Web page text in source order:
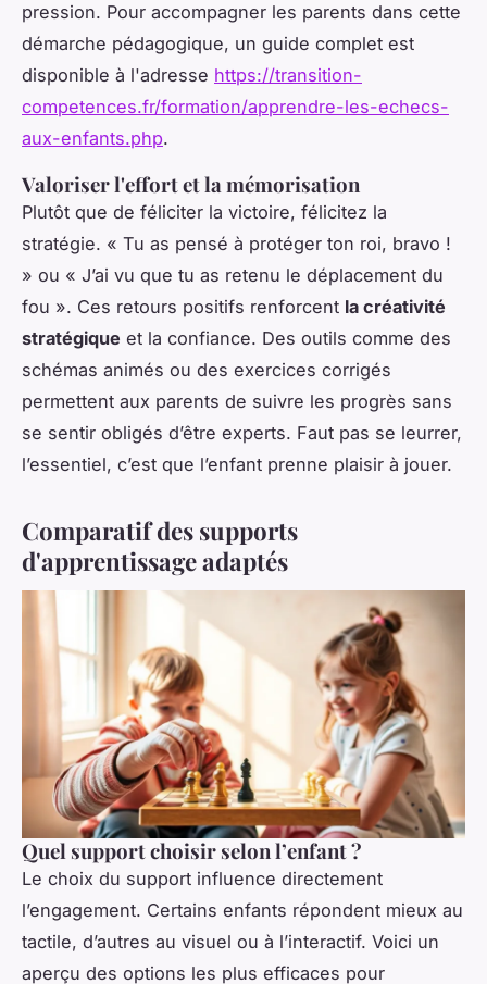
pression. Pour accompagner les parents dans cette
démarche pédagogique, un guide complet est
disponible à l'adresse https://transition-
competences.fr/formation/apprendre-les-echecs-
aux-enfants.php.
Valoriser l'effort et la mémorisation
Plutôt que de féliciter la victoire, félicitez la
stratégie. « Tu as pensé à protéger ton roi, bravo !
» ou « J’ai vu que tu as retenu le déplacement du
fou ». Ces retours positifs renforcent la créativité
stratégique et la confiance. Des outils comme des
schémas animés ou des exercices corrigés
permettent aux parents de suivre les progrès sans
se sentir obligés d’être experts. Faut pas se leurrer,
l’essentiel, c’est que l’enfant prenne plaisir à jouer.
Comparatif des supports
d'apprentissage adaptés
Quel support choisir selon l’enfant ?
Le choix du support influence directement
l’engagement. Certains enfants répondent mieux au
tactile, d’autres au visuel ou à l’interactif. Voici un
aperçu des options les plus efficaces pour